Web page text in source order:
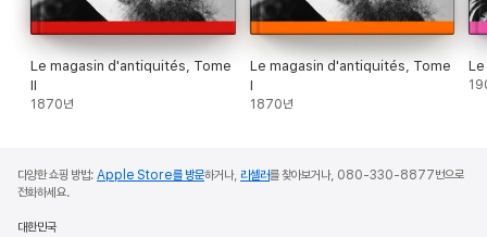
Le magasin d'antiquités, Tome
II
1870년
Le magasin d'antiquités, Tome
I
1870년
다양한 쇼핑 방법: Apple Store를 방문하거나, 리셀러를 찾아보거나, 080-330-8877번으로
전화하세요.
대한민국